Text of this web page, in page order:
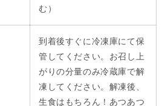
む）
到着後すぐに冷凍庫にて保
管してください。お召し上
がりの分量のみ冷蔵庫で解
凍してください。解凍後、
生食はもちろん！あつあつ